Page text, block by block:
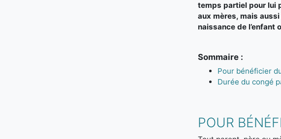
temps partiel pour lui
aux mères, mais aussi
naissance de l’enfant
Sommaire :
Pour bénéficier
Durée du congé
POUR